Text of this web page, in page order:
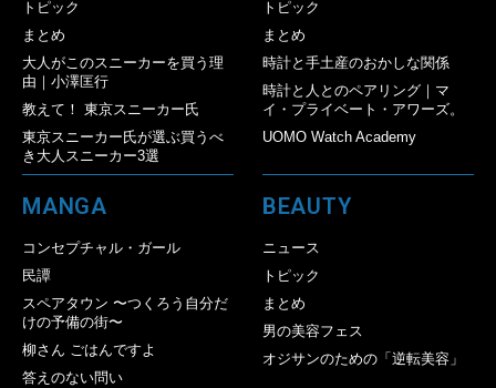
トピック
まとめ
大人がこのスニーカーを買う理
由｜小澤匡行
教えて！ 東京スニーカー氏
東京スニーカー氏が選ぶ買うべ
き大人スニーカー3選
トピック
まとめ
時計と手土産のおかしな関係
時計と人とのペアリング｜マ
イ・プライベート・アワーズ。
UOMO Watch Academy
MANGA
コンセプチャル・ガール
民譚
スペアタウン 〜つくろう自分だ
けの予備の街〜
柳さん ごはんですよ
答えのない問い
BEAUTY
ニュース
トピック
まとめ
男の美容フェス
オジサンのための「逆転美容」